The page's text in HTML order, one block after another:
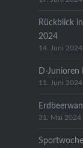
Rückblick
2024
14. Juni 2024
D-
11. Juni 2024
31. Mai 2024